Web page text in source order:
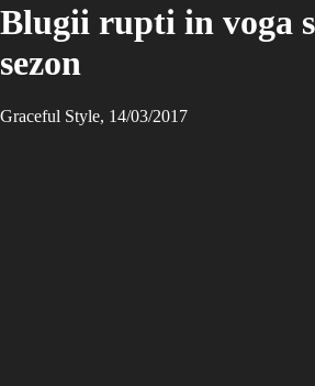
Blugii rupti in voga
sezon
Graceful Style, 14/03/2017